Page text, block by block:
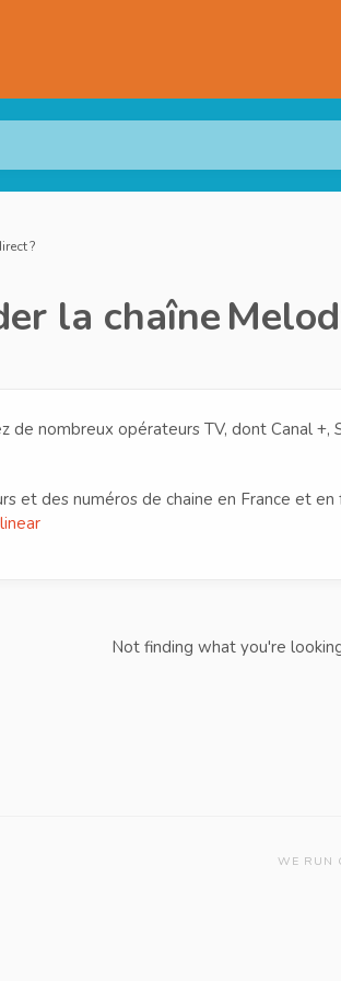
?
la chaîne
nombreux opérateurs TV, dont Canal +,
et des numéros de chaine en France et en
Not finding what you're
WE RUN